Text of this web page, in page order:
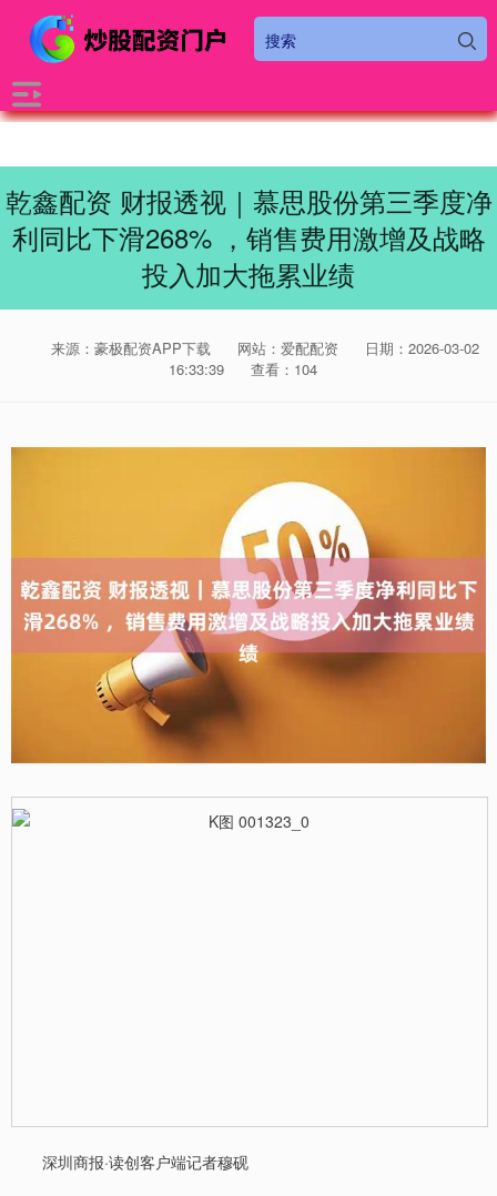
乾鑫配资 财报透视｜慕思股份第三季度净
利同比下滑268% ，销售费用激增及战略
投入加大拖累业绩
来源：豪极配资APP下载 网站：爱配配资
日期：2026-03-02
16:33:39
查看：104
深圳商报·读创客户端记者穆砚